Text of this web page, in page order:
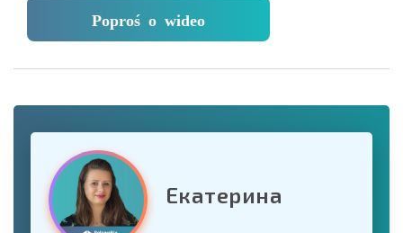
Poproś o wideo
Екатерина